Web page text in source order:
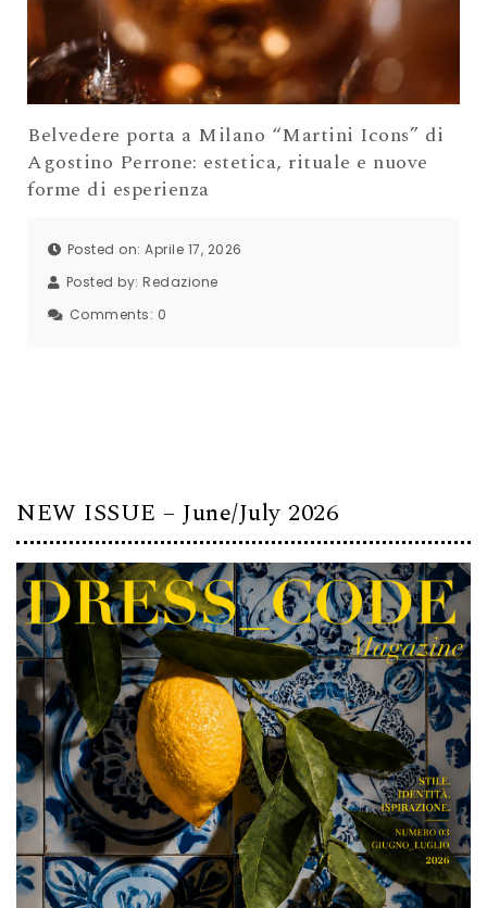
Belvedere porta a Milano “Martini Icons” di
Agostino Perrone: estetica, rituale e nuove
forme di esperienza
Posted on: Aprile 17, 2026
Posted by: Redazione
Comments: 0
NEW ISSUE – June/July 2026